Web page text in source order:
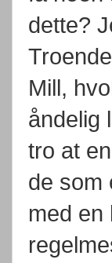
dette?
Mill,
åndelig
tro at
de som
med en